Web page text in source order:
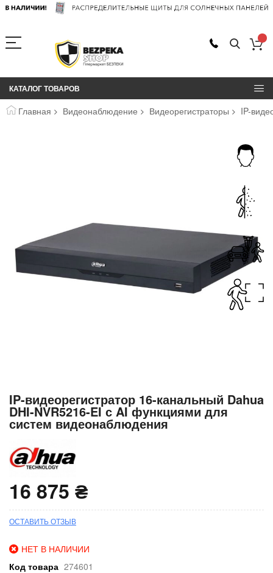
КАТАЛОГ ТОВАРОВ
Главная Видеонаблюдение Видеорегистраторы IP-
Перейти
началу
галереи
IP-видеорегистратор 16-канальный Dahua
DHI-NVR5216-EI с AI функциями для
систем видеонаблюдения
16 875 ₴
ОСТАВИТЬ ОТЗЫВ
НЕТ В НАЛИЧИИ
Код товара 274601